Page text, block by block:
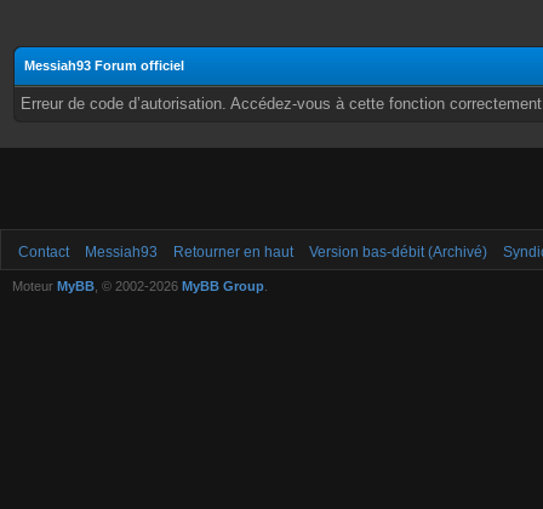
Messiah93 Forum officiel
Erreur de code d’autorisation. Accédez-vous à cette fonction
Contact Messiah93 Retourner en haut Version bas-débit (Archivé)
Moteur MyBB , © 2002-2026 MyBB Group